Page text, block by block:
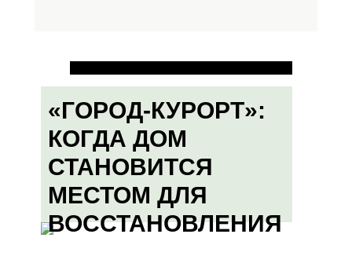
«ГОРОД-КУРОРТ»:
КОГДА ДОМ
СТАНОВИТСЯ
МЕСТОМ ДЛЯ
ВОССТАНОВЛЕНИЯ